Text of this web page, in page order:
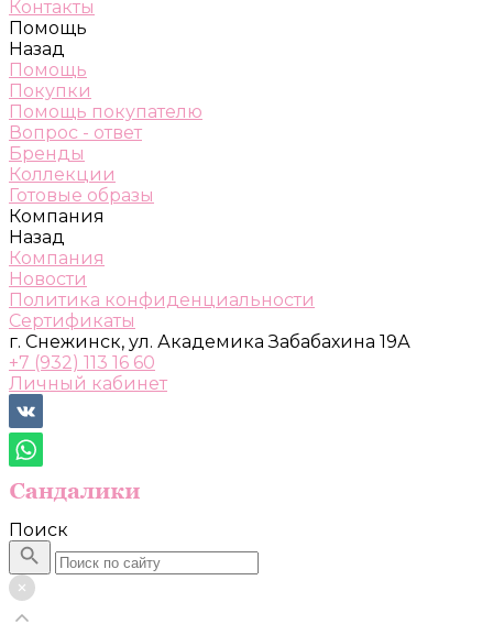
Контакты
Помощь
Назад
Помощь
Покупки
Помощь покупателю
Вопрос - ответ
Бренды
Коллекции
Готовые образы
Компания
Назад
Компания
Новости
Политика конфиденциальности
Сертификаты
г. Снежинск, ул. Академика Забабахина 19А
+7 (932) 113 16 60
Личный кабинет
Поиск